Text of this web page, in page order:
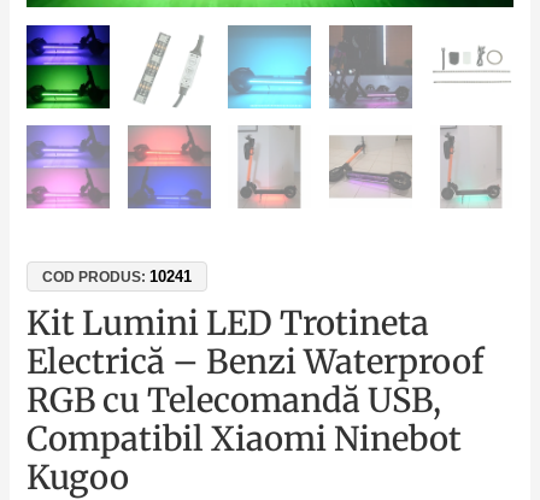
COD PRODUS:10241
Kit Lumini LED Trotineta
Electrică – Benzi Waterproof
RGB cu Telecomandă USB,
Compatibil Xiaomi Ninebot
Kugoo